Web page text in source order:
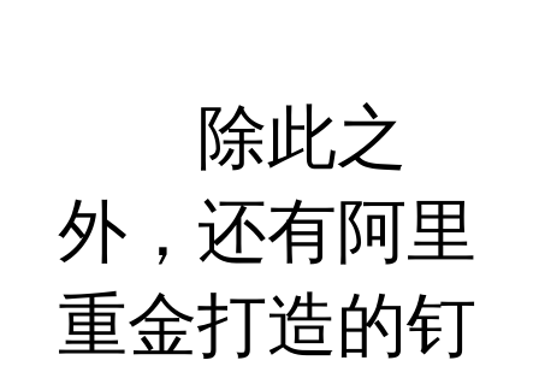
除此之
外，还有阿里
重金打造的钉